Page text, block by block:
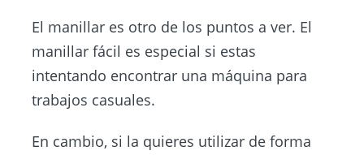
El manillar es otro de los puntos a ver. El
manillar fácil es especial si estas
intentando encontrar una máquina para
trabajos casuales.
En cambio, si la quieres utilizar de forma